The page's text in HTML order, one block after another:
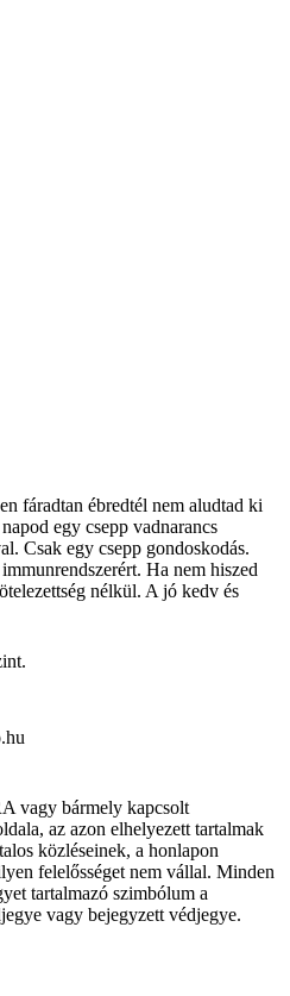
fáradtan ébredtél nem aludtad ki
egy csepp vadnarancs
Csak egy csepp gondoskodás.
Ha nem hiszed
nélkül. A jó kedv és
vagy bármely kapcsolt
az azon elhelyezett tartalmak
közléseinek, a honlapon
felelősséget nem vállal. Minden
tartalmazó szimbólum a
vagy bejegyzett védjegye.